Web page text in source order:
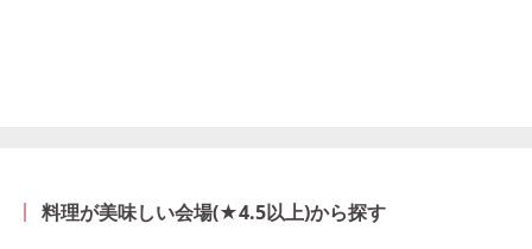
料理が美味しい会場(★4.5以上)から探す